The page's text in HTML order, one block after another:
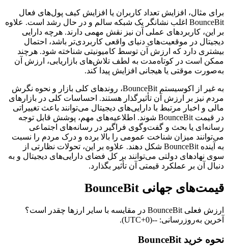
برای مثال، افزایش تعداد کاربران یا افزایش کیف پول‌های فعال
BounceBit اغلب نشانگر یک شبکه سالم و در حال رشد است. علاوه
بر این، کاربردهای عملی آن نیز نقش مهمی دارند. هرچه دارایی
دیجیتال در موقعیت‌های دنیای واقعی کاربردی‌تر باشد، احتمال
بیشتری دارد که ارزش آن توسط کامیونیتی شناخته شود. هرچند
ممکن است در کوتاه‌مدت به لطف تلاش‌های بازاریابی، ارزش آن
به‌صورت موقتی یا هیجانی افزایش پیدا کند.
به غیر از اکوسیستم BounceBit، روندهای کلی بازار و نحوه نگرش
مردم نیز بر ارزش آن تأثیرگذار هستند. احساسات کلی در بازارهای
مالی و اخبار مرتبط با دارایی‌های دیجیتال می‌توانند باعث تغییراتی
در قیمت BounceBit شوند. اطلاعیه‌های مهم، پوشش قابل توجه
رسانه‌ای یا بحث و گفت‌وگوی فراگیر در رسانه‌های اجتماعی
می‌توانند میزان شناخت عمومی را بالا برده و درک مردم را نسبت
به آینده BounceBit شکل دهند. علاوه بر این، تحولات نظارتی از
سوی نهادهای دولتی می‌توانند بر کل فضای دارایی‌های دیجیتال و به‌
دنبال آن بر عملکرد قیمتی آن تأثیر بگذارد.
قیمت‌های جهانی BounceBit
ارزش فعلی BounceBit در مقایسه با سایر ارزها چقدر است؟
آخرین به‌روزرسانی: --(UTC+0).
نحوه خرید BounceBit